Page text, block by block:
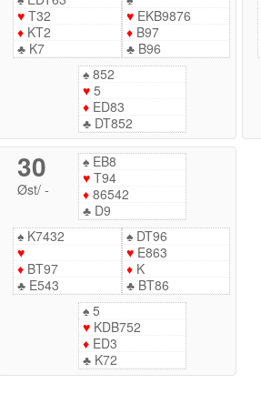
♥ T32
♦ KT2
♣ K7
♥EKB9876
♦B97
♣B96
♠852
♥5
♦ED83
♣DT852
30
Øst/-
♠EB8
♥T94
♦86542
♣D9
♠ K7432
♥
♦ BT97
♣ E543
♠DT96
♥E863
♦K
♣BT86
♠5
♥KDB752
♦ED3
♣K72